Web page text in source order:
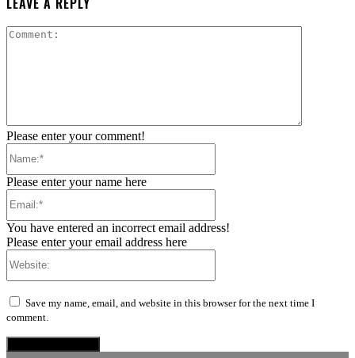
Please enter your comment!
Please enter your name here
You have entered an incorrect email address!
Please enter your email address here
Save my name, email, and website in this browser for the next time I
comment.